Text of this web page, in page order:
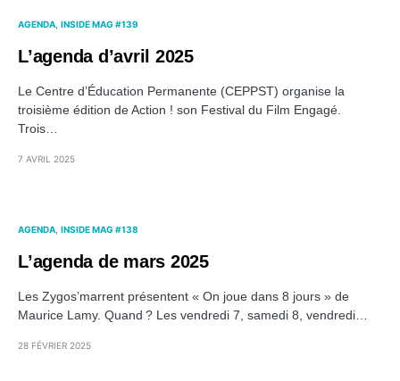
AGENDA INSIDE MAG #139
L’agenda d’avril 2025
Le Centre d’Éducation Permanente (CEPPST) organise la
troisième édition de Action ! son Festival du Film Engagé.
Trois…
7 AVRIL 2025
AGENDA INSIDE MAG #138
L’agenda de mars 2025
Les Zygos’marrent présentent « On joue dans 8 jours » de
Maurice Lamy. Quand ? Les vendredi 7, samedi 8, vendredi…
28 FÉVRIER 2025